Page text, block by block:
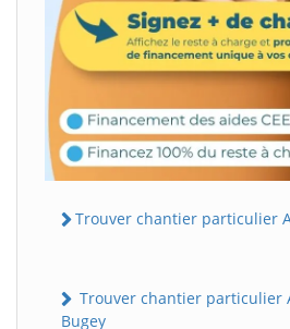
Trouver chantier particulier
Trouver chantier particulier
Bugey